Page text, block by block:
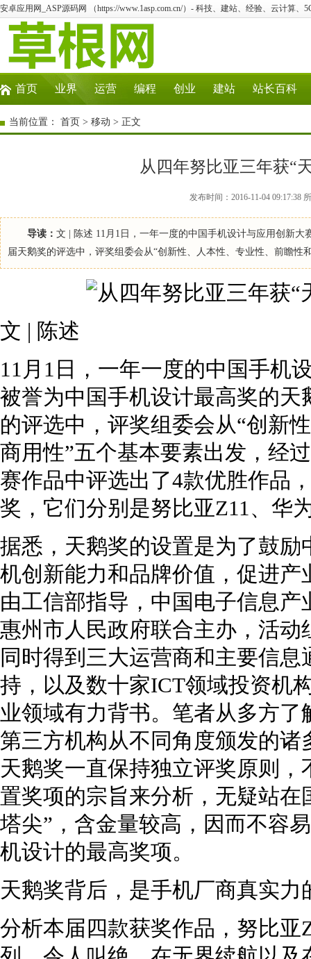
安卓应用网_ASP源码网 （https://www.1asp.com.cn/）- 科技、建站、经验、云计算、
首页 业界 运营 编程 创业 建站 站长百科
当前位置： 首页 > 移动 > 正文
从四年努比亚三年获“
发布时间：2016-11-04 09:17:38
导读： 文 | 陈述 11月1日，一年一度的中国手机设计与应用创新
届天鹅奖的评选中，评奖组委会从“创新性、人本性、专业性、前瞻
文 | 陈述
11月1日，一年一度的中国手机
被誉为中国手机设计最高奖的
的评选中，评奖组委会从“创新
商用性”五个基本要素出发，经
赛作品中评选出了4款优胜作品
奖，它们分别是努比亚Z11、华
据悉，天鹅奖的设置是为了鼓
机创新能力和品牌价值，促进
由工信部指导，中国电子信息
惠州市人民政府联合主办，活
同时得到三大运营商和主要信
持，以及数十家ICT领域投资机
业领域有力背书。笔者从多方
第三方机构从不同角度颁发的
天鹅奖一直保持独立评奖原则
置奖项的宗旨来分析，无疑站
塔尖”，含金量较高，因而不容
机设计的最高奖项。
天鹅奖背后，是手机厂商真实力
分析本届四款获奖作品，努比